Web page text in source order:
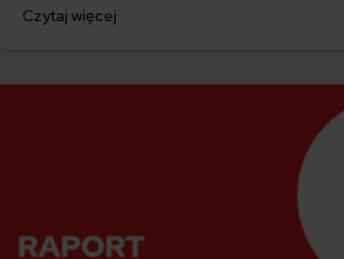
ofertę lub zdecydowałeś się sprzedać samochód
Czytaj więcej